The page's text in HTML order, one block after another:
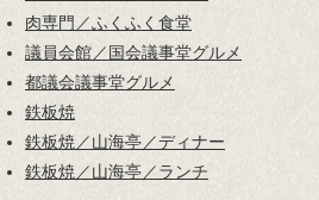
肉専門／ふくふく食堂
議員会館／国会議事堂グルメ
都議会議事堂グルメ
鉄板焼
鉄板焼／山海亭／ディナー
鉄板焼／山海亭／ランチ